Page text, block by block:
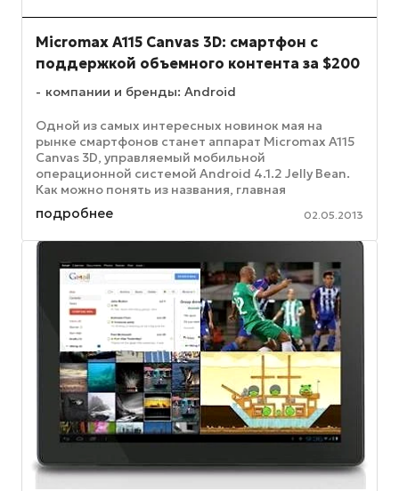
Micromax A115 Canvas 3D: смартфон с
поддержкой объемного контента за $200
компании и бренды: Android
Одной из самых интересных новинок мая на
рынке смартфонов станет аппарат Micromax A115
Canvas 3D, управляемый мобильной
операционной системой Android 4.1.2 Jelly Bean.
Как можно понять из названия, главная
особенность устройства заключается в ...
подробнее 02.05.2013